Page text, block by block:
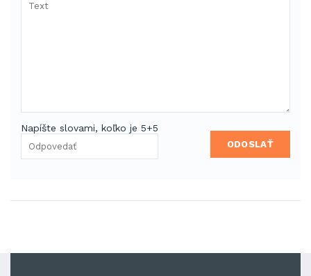
Napíšte slovami, koľko je 5+5
ODOSLAŤ